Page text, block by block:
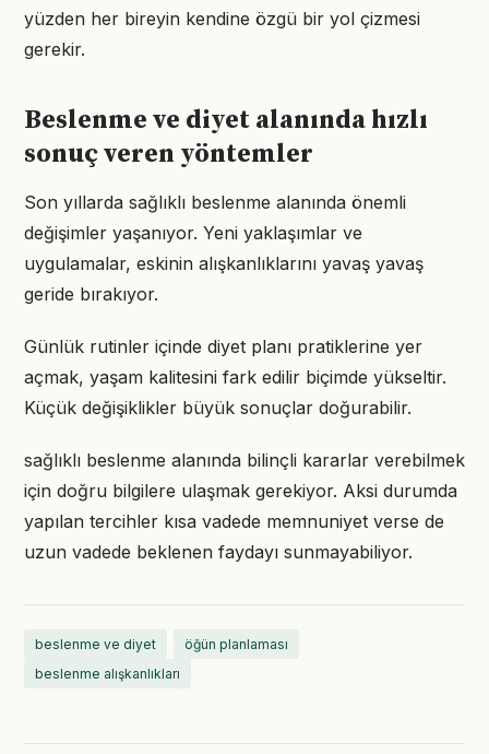
yüzden her bireyin kendine özgü bir yol çizmesi
gerekir.
Beslenme ve diyet alanında hızlı
sonuç veren yöntemler
Son yıllarda sağlıklı beslenme alanında önemli
değişimler yaşanıyor. Yeni yaklaşımlar ve
uygulamalar, eskinin alışkanlıklarını yavaş yavaş
geride bırakıyor.
Günlük rutinler içinde diyet planı pratiklerine yer
açmak, yaşam kalitesini fark edilir biçimde yükseltir.
Küçük değişiklikler büyük sonuçlar doğurabilir.
sağlıklı beslenme alanında bilinçli kararlar verebilmek
için doğru bilgilere ulaşmak gerekiyor. Aksi durumda
yapılan tercihler kısa vadede memnuniyet verse de
uzun vadede beklenen faydayı sunmayabiliyor.
beslenme ve diyet
öğün planlaması
beslenme alışkanlıkları